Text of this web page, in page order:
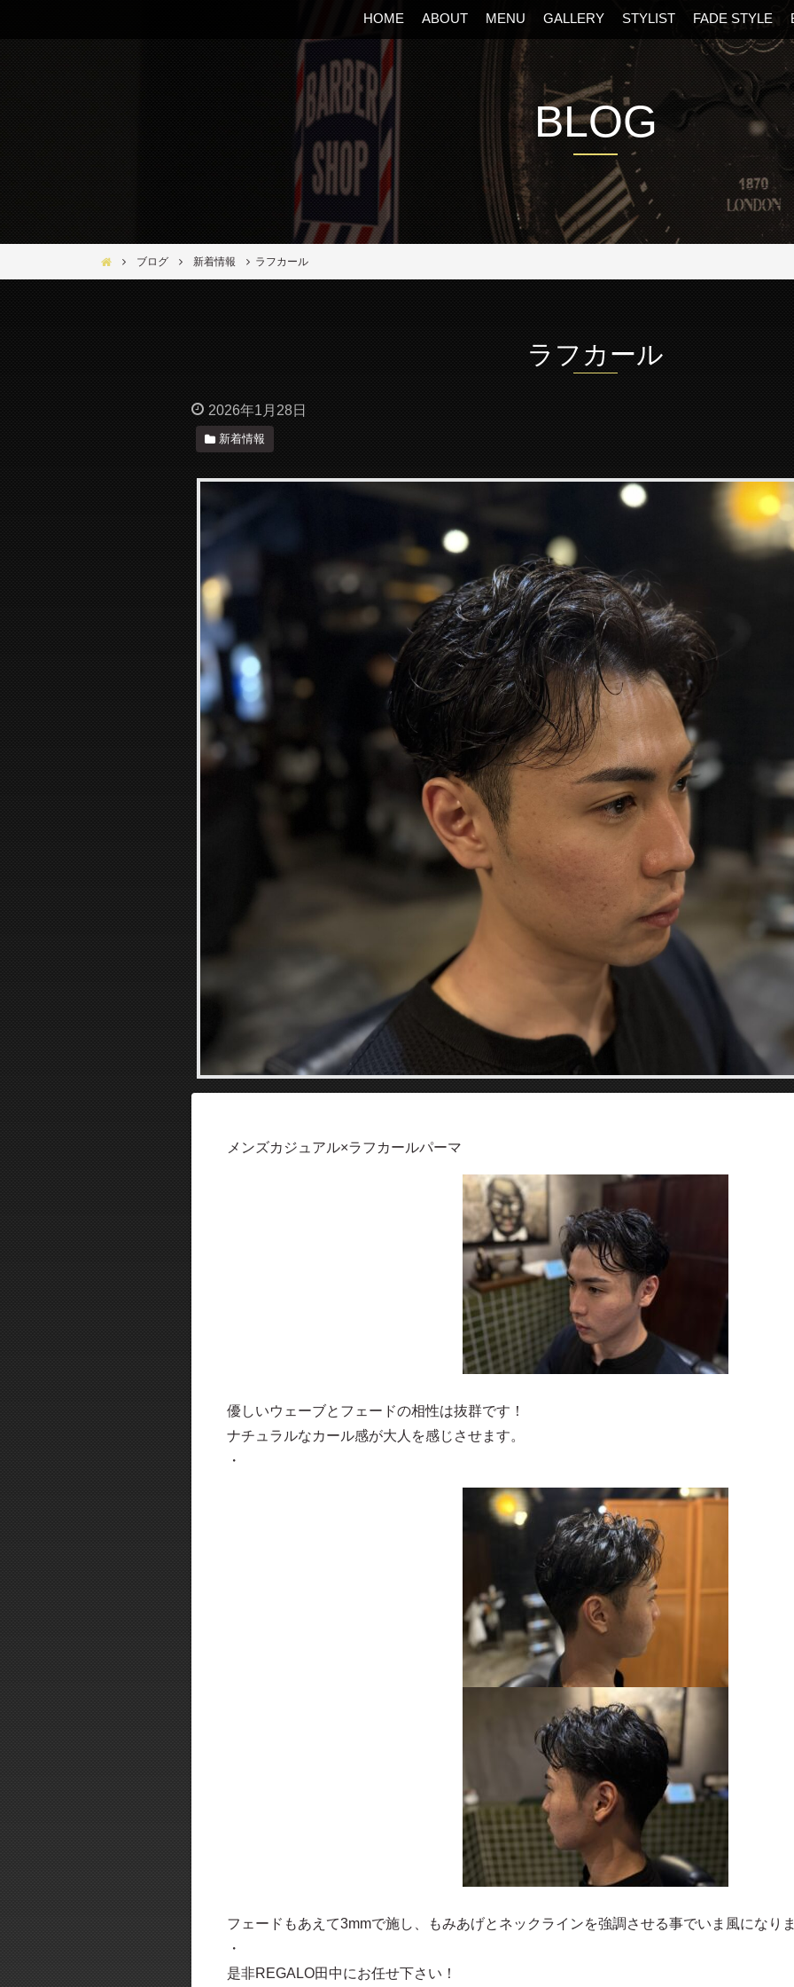
HOME ABOUT MENU GALLERY STYLIST FADE STYLE
BLOG
Bar Ber Shop REGALO【バーバーショップ レガロ】- 大阪・福島区の美容室
ブログ 新着情報 ラフカール
ラフカール
2026年1月28日
新着情報
メンズカジュアル×ラフカールパーマ
優しいウェーブとフェードの相性は抜群です！
ナチュラルなカール感が大人を感じさせます。
・
フェードもあえて3mmで施し、もみあげとネックラインを強調させる事でいま風になり
・
是非REGALO田中にお任せ下さい！